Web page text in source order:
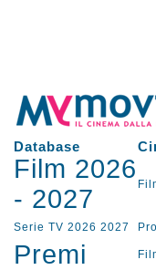
Database
Film 2026
- 2027
Serie TV 2026 2027
Premi